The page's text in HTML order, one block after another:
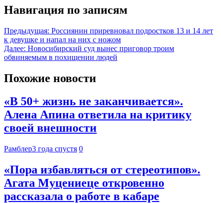
Навигация по записям
Предыдущая: Россиянин приревновал подростков 13 и 14 лет
к девушке и напал на них с ножом
Далее: Новосибирский суд вынес приговор троим
обвиняемым в похищении людей
Похожие новости
«В 50+ жизнь не заканчивается».
Алена Апина ответила на критику
своей внешности
Рамблер3 года спустя 0
«Пора избавляться от стереотипов».
Агата Муцениеце откровенно
рассказала о работе в кабаре